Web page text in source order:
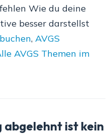
Wie du deine
besser darstellst
, AVGS
AVGS Themen im
abgelehnt ist kein